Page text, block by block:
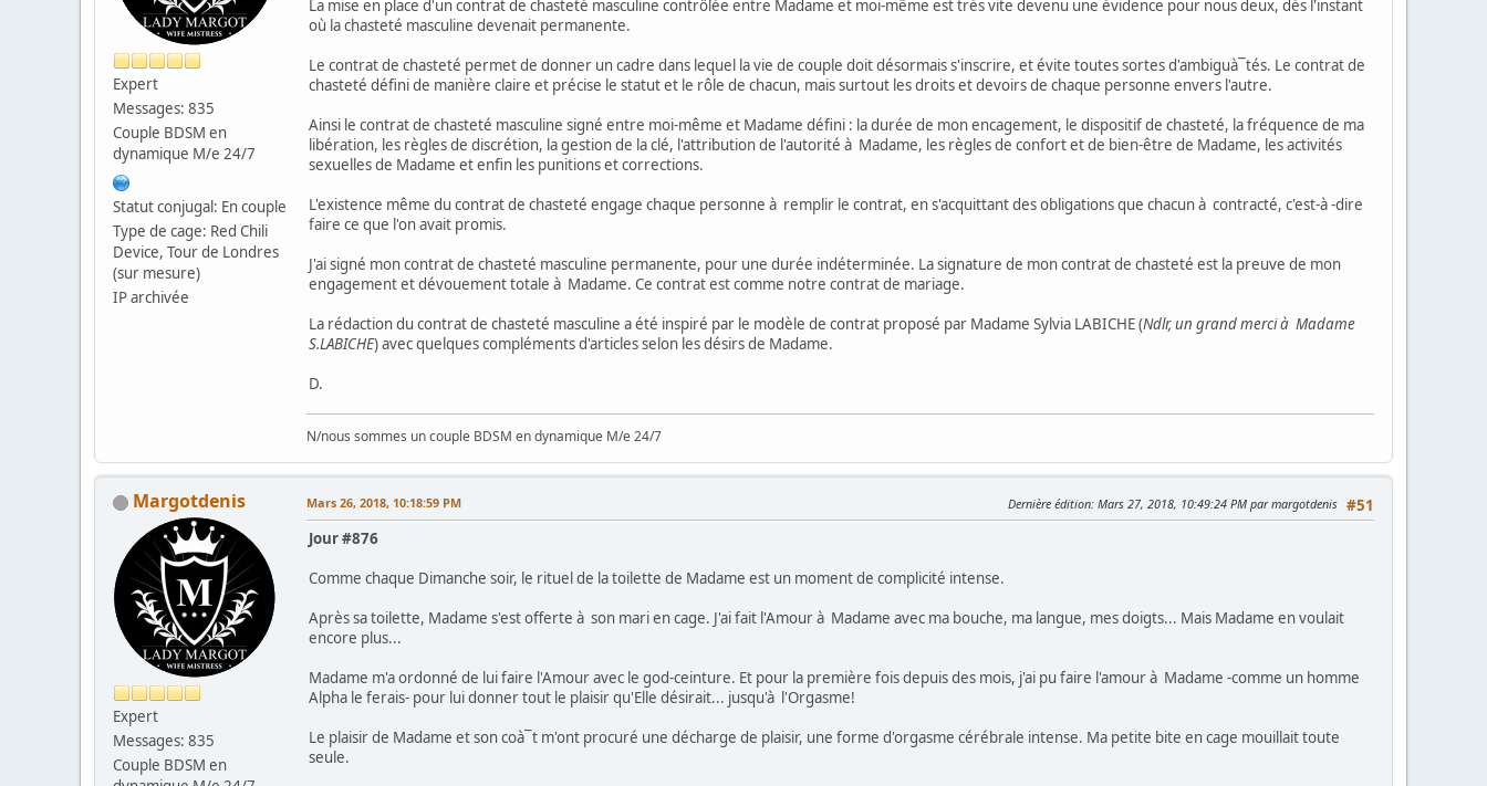
Expert
Messages: 835
Couple BDSM en
dynamique M/e 24/7
Statut conjugal: En couple
Type de cage: Red Chili
Device, Tour de Londres
(sur mesure)
IP archivée
La mise en place d'un contrat de chasteté masculine contrôlée entre Madame et moi-même est très vite devenu une évidence pour nous deux, dès l'instant
où la chasteté masculine devenait permanente.
Le contrat de chasteté permet de donner un cadre dans lequel la vie de couple doit désormais s'inscrire, et évite toutes sortes d'ambiguà¯tés. Le contrat de
chasteté défini de manière claire et précise le statut et le rôle de chacun, mais surtout les droits et devoirs de chaque personne envers l'autre.
Ainsi le contrat de chasteté masculine signé entre moi-même et Madame défini : la durée de mon encagement, le dispositif de chasteté, la fréquence de ma
libération, les règles de discrétion, la gestion de la clé, l'attribution de l'autorité à Madame, les règles de confort et de bien-être de Madame, les activités
sexuelles de Madame et enfin les punitions et corrections.
L'existence même du contrat de chasteté engage chaque personne à remplir le contrat, en s'acquittant des obligations que chacun à contracté, c'est-à -dire
faire ce que l'on avait promis.
J'ai signé mon contrat de chasteté masculine permanente, pour une durée indéterminée. La signature de mon contrat de chasteté est la preuve de mon
engagement et dévouement totale à Madame. Ce contrat est comme notre contrat de mariage.
La rédaction du contrat de chasteté masculine a été inspiré par le modèle de contrat proposé par Madame Sylvia LABICHE (Ndlr, un grand merci à Madame
S.LABICHE) avec quelques compléments d'articles selon les désirs de Madame.
D.
N/nous sommes un couple BDSM en dynamique M/e 24/7
Margotdenis
Expert
Messages: 835
Couple BDSM en
#51
Mars 26, 2018, 10:18:59 PM Dernière édition: Mars 27, 2018, 10:49:24 PM par margotdenis
Jour #876
Comme chaque Dimanche soir, le rituel de la toilette de Madame est un moment de complicité intense.
Après sa toilette, Madame s'est offerte à son mari en cage. J'ai fait l'Amour à Madame avec ma bouche, ma langue, mes doigts... Mais Madame en voulait
encore plus...
Madame m'a ordonné de lui faire l'Amour avec le god-ceinture. Et pour la première fois depuis des mois, j'ai pu faire l'amour à Madame -comme un homme
Alpha le ferais- pour lui donner tout le plaisir qu'Elle désirait... jusqu'à l'Orgasme!
Le plaisir de Madame et son coà¯t m'ont procuré une décharge de plaisir, une forme d'orgasme cérébrale intense. Ma petite bite en cage mouillait toute
seule.